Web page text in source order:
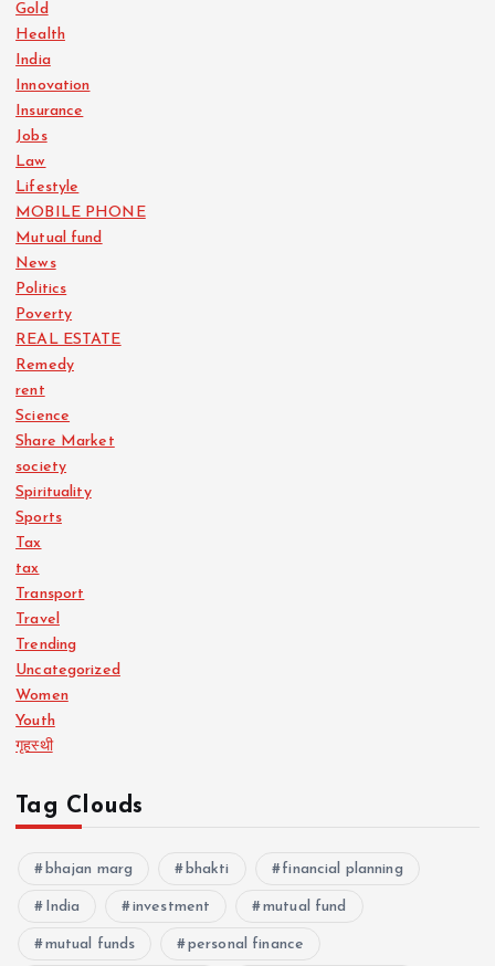
Gold
Health
India
Innovation
Insurance
Jobs
Law
Lifestyle
MOBILE PHONE
Mutual fund
News
Politics
Poverty
REAL ESTATE
Remedy
rent
Science
Share Market
society
Spirituality
Sports
Tax
tax
Transport
Travel
Trending
Uncategorized
Women
Youth
गृहस्थी
Tag Clouds
bhajan marg bhakti financial planning
India investment mutual fund
mutual funds personal finance